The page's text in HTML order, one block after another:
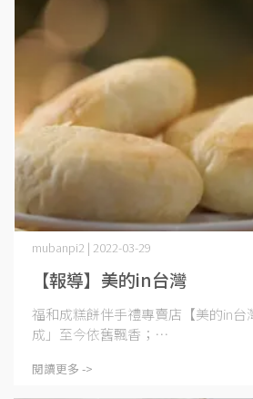
【報導】美的in台灣
mubanpi2 | 2022-03-29
福和成糕餅伴手禮專賣店【美的in台
成」至今依舊飄香；⋯
閱讀更多 ->